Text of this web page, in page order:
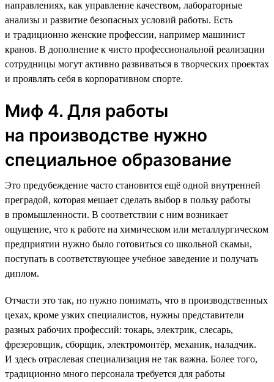
направлениях, как управление качеством, лабораторные
анализы и развитие безопасных условий работы. Есть
и традиционно женские профессии, например машинист
кранов. В дополнение к чисто профессиональной реализации
сотрудницы могут активно развиваться в творческих проектах
и проявлять себя в корпоративном спорте.
Миф 4. Для работы
на производстве нужно
специальное образование
Это предубеждение часто становится ещё одной внутренней
преградой, которая мешает сделать выбор в пользу работы
в промышленности. В соответствии с ним возникает
ощущение, что к работе на химическом или металлургическом
предприятии нужно было готовиться со школьной скамьи,
поступать в соответствующее учебное заведение и получать
диплом.
Отчасти это так, но нужно понимать, что в производственных
цехах, кроме узких специалистов, нужны представители
разных рабочих профессий: токарь, электрик, слесарь,
фрезеровщик, сборщик, электромонтёр, механик, наладчик.
И здесь отраслевая специализация не так важна. Более того,
традиционно много персонала требуется для работы